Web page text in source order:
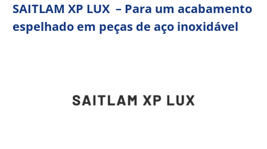
SAITLAM XP LUX – Para um acabamento
espelhado em peças de aço inoxidável